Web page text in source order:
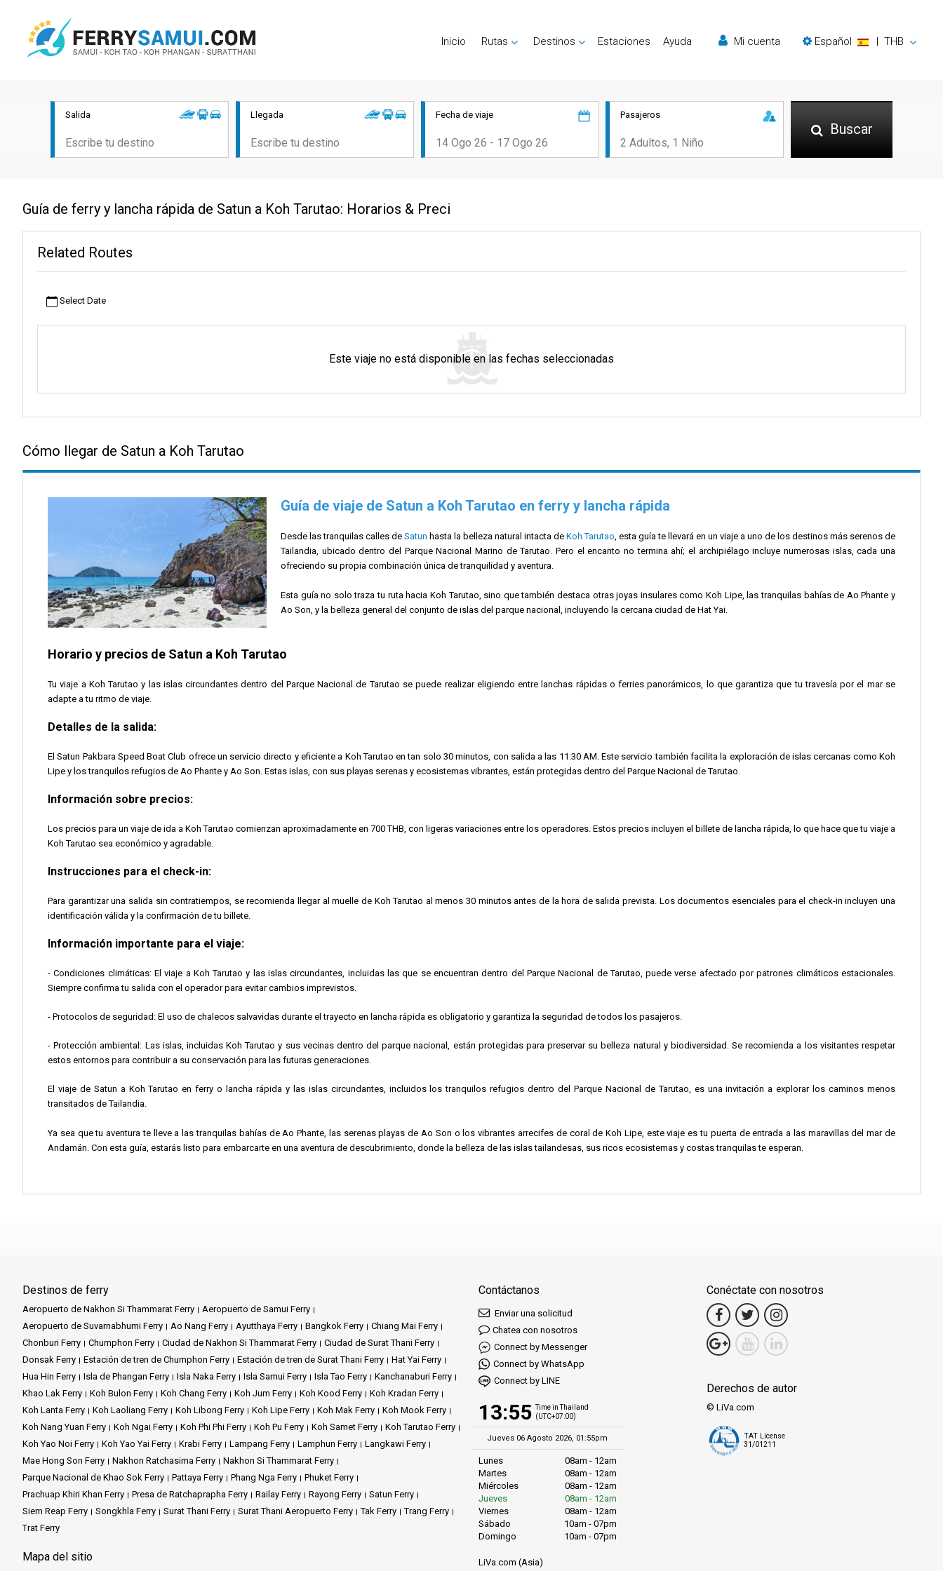
Inicio Rutas Destinos Estaciones Ayuda Mi cuenta Español | THB
Salida Llegada Fecha de viaje Pasajeros
Buscar
Guía de ferry y lancha rápida de Satun a Koh Tarutao: Horarios & Preci
Related Routes
Select Date
Este viaje no está disponible en las fechas seleccionadas
Cómo llegar de Satun a Koh Tarutao
Guía de viaje de Satun a Koh Tarutao en ferry y lancha rápida
Desde las tranquilas calles de Satun hasta la belleza natural intacta de Koh Tarutao , esta guía te llevará en un viaje a uno de los destinos más serenos de
Tailandia, ubicado dentro del Parque Nacional Marino de Tarutao. Pero el encanto no termina ahí; el archipiélago incluye numerosas islas, cada una
ofreciendo su propia combinación única de tranquilidad y aventura.
Esta guía no solo traza tu ruta hacia Koh Tarutao, sino que también destaca otras joyas insulares como Koh Lipe, las tranquilas bahías de Ao Phante y
Ao Son, y la belleza general del conjunto de islas del parque nacional, incluyendo la cercana ciudad de Hat Yai.
Horario y precios de Satun a Koh Tarutao
Tu viaje a Koh Tarutao y las islas circundantes dentro del Parque Nacional de Tarutao se puede realizar eligiendo entre lanchas rápidas o ferries panorámicos, lo que garantiza que tu travesía por el mar se
adapte a tu ritmo de viaje.
Detalles de la salida:
El Satun Pakbara Speed Boat Club ofrece un servicio directo y eficiente a Koh Tarutao en tan solo 30 minutos, con salida a las 11:30 AM. Este servicio también facilita la exploración de islas cercanas como Koh
Lipe y los tranquilos refugios de Ao Phante y Ao Son. Estas islas, con sus playas serenas y ecosistemas vibrantes, están protegidas dentro del Parque Nacional de Tarutao.
Información sobre precios:
Los precios para un viaje de ida a Koh Tarutao comienzan aproximadamente en 700 THB, con ligeras variaciones entre los operadores. Estos precios incluyen el billete de lancha rápida, lo que hace que tu viaje a
Koh Tarutao sea económico y agradable.
Instrucciones para el check-in:
Para garantizar una salida sin contratiempos, se recomienda llegar al muelle de Koh Tarutao al menos 30 minutos antes de la hora de salida prevista. Los documentos esenciales para el check-in incluyen una
identificación válida y la confirmación de tu billete.
Información importante para el viaje:
- Condiciones climáticas: El viaje a Koh Tarutao y las islas circundantes, incluidas las que se encuentran dentro del Parque Nacional de Tarutao, puede verse afectado por patrones climáticos estacionales.
Siempre confirma tu salida con el operador para evitar cambios imprevistos.
- Protocolos de seguridad: El uso de chalecos salvavidas durante el trayecto en lancha rápida es obligatorio y garantiza la seguridad de todos los pasajeros.
- Protección ambiental: Las islas, incluidas Koh Tarutao y sus vecinas dentro del parque nacional, están protegidas para preservar su belleza natural y biodiversidad. Se recomienda a los visitantes respetar
estos entornos para contribuir a su conservación para las futuras generaciones.
El viaje de Satun a Koh Tarutao en ferry o lancha rápida y las islas circundantes, incluidos los tranquilos refugios dentro del Parque Nacional de Tarutao, es una invitación a explorar los caminos menos
transitados de Tailandia.
Ya sea que tu aventura te lleve a las tranquilas bahías de Ao Phante, las serenas playas de Ao Son o los vibrantes arrecifes de coral de Koh Lipe, este viaje es tu puerta de entrada a las maravillas del mar de
Andamán. Con esta guía, estarás listo para embarcarte en una aventura de descubrimiento, donde la belleza de las islas tailandesas, sus ricos ecosistemas y costas tranquilas te esperan.
Destinos de ferry
Aeropuerto de Nakhon Si Thammarat Ferry
Aeropuerto de Samui Ferry
Aeropuerto de Suvarnabhumi Ferry
Ao Nang Ferry Ayutthaya Ferry Bangkok Ferry
Chiang Mai Ferry
Chonburi Ferry
Chumphon Ferry Ciudad de Nakhon Si Thammarat Ferry
Ciudad de Surat Thani Ferry
Donsak Ferry
Estación de tren de Chumphon Ferry Estación de tren de Surat Thani Ferry
Hat Yai Ferry
Hua Hin Ferry
Isla de Phangan Ferry Isla Naka Ferry Isla Samui Ferry Isla Tao Ferry
Kanchanaburi Ferry
Khao Lak Ferry
Koh Bulon Ferry Koh Chang Ferry Koh Jum Ferry Koh Kood Ferry
Koh Kradan Ferry
Koh Lanta Ferry
Koh Laoliang Ferry Koh Libong Ferry Koh Lipe Ferry Koh Mak Ferry
Koh Mook Ferry
Koh Nang Yuan Ferry
Koh Ngai Ferry Koh Phi Phi Ferry Koh Pu Ferry Koh Samet Ferry
Koh Tarutao Ferry
Koh Yao Noi Ferry
Koh Yao Yai Ferry Krabi Ferry Lampang Ferry Lamphun Ferry
Langkawi Ferry
Mae Hong Son Ferry
Nakhon Ratchasima Ferry
Nakhon Si Thammarat Ferry
Parque Nacional de Khao Sok Ferry
Pattaya Ferry Phang Nga Ferry
Phuket Ferry
Prachuap Khiri Khan Ferry
Presa de Ratchaprapha Ferry Railay Ferry Rayong Ferry
Satun Ferry
Siem Reap Ferry
Songkhla Ferry Surat Thani Ferry Surat Thani Aeropuerto Ferry Tak Ferry
Trang Ferry
Trat Ferry
Mapa del sitio
Contáctanos
Enviar una solicitud
Chatea con nosotros
Connect by Messenger
Connect by WhatsApp
Connect by LINE
13:55 Time in Thailand
(UTC+07:00)
Jueves 06 Agosto 2026, 01:55pm
Lunes
08am - 12am
Martes
08am - 12am
Miércoles
08am - 12am
Jueves
08am - 12am
Viernes
08am - 12am
Sábado
10am - 07pm
Domingo
10am - 07pm
LiVa.com (Asia)
Conéctate con nosotros
Derechos de autor
© LiVa.com
TAT License
31/01211